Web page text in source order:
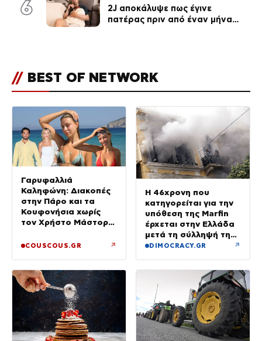
6
2J αποκάλυψε πως έγινε
πατέρας πριν από έναν μήνα
// BEST OF NETWORK
Γαρυφαλλιά
Καληφώνη: Διακοπές
στην Πάρο και τα
Κουφονήσια χωρίς
τον Χρήστο Μάστορα
COUSCOUS.GR ↗
Η 46χρονη που
κατηγορείται για την
υπόθεση της Marfin
έρχεται στην Ελλάδα
μετά τη σύλληψή της
στο Λονδίνο
DIMOCRACY.GR ↗